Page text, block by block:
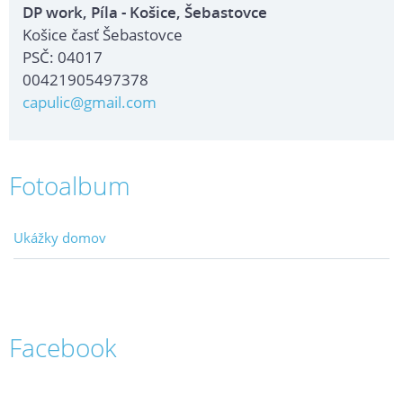
DP work, Píla - Košice, Šebastovce
Košice časť Šebastovce
PSČ: 04017
00421905497378
capulic@gmail.com
Fotoalbum
Ukážky domov
Facebook